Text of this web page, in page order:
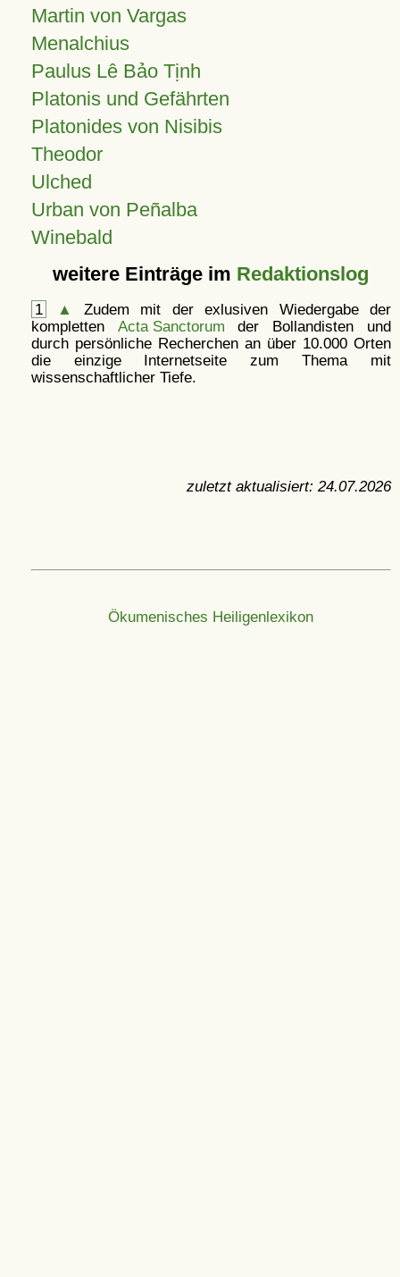
Martin von Vargas
Menalchius
Paulus Lê Bảo Tịnh
Platonis und Gefährten
Platonides von Nisibis
Theodor
Ulched
Urban von Peñalba
Winebald
weitere Einträge im Redaktionslog
1 ▲
Zudem mit der exlusiven Wiedergabe der
kompletten Acta Sanctorum der Bollandisten und
durch persönliche Recherchen an über 10.000 Orten
die einzige Internetseite zum Thema mit
wissenschaftlicher Tiefe.
zuletzt aktualisiert: 24.07.2026
Ökumenisches Heiligenlexikon